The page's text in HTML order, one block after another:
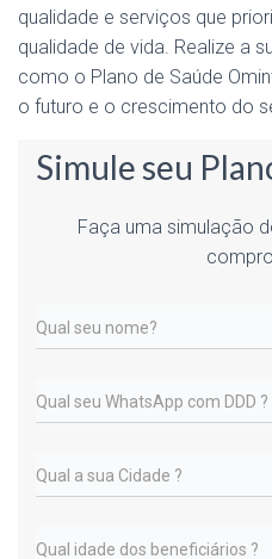
qualidade e serviços que
qualidade de vida. Realize a
como o Plano de Saúde
o futuro e o crescimento do
Simule seu
Faça uma simulação